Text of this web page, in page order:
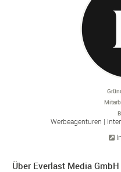
Werbeagenturen
Über Everlast Media GmbH